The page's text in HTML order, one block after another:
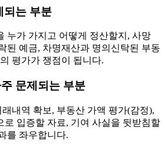
되는 부분
누가 가지고 어떻게 정산할지, 사망
된 예금, 차명재산과 명의신탁된 부동
평가가 쟁점이 됩니다.
문제되는 부분
내역 확보, 부동산 가액 평가(감정),
로 입증할 자료, 기여 사실을 뒷받침할
를 좌우합니다.